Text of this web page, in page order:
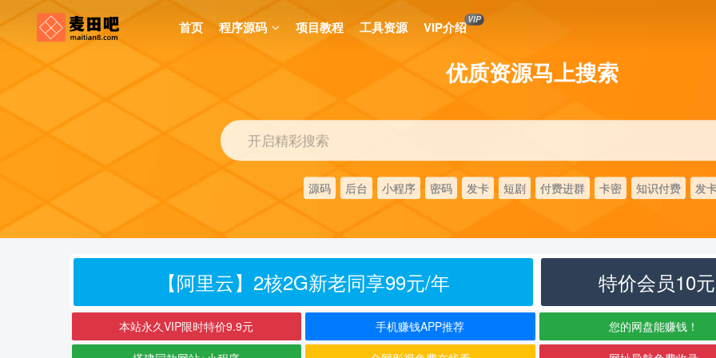
首页 程序源码 项目教程 工具资源 VIP介绍VIP
优质资源马上搜索
开启精彩搜索
源码 后台 小程序 密码 发卡 短剧 付费进群 卡密 知识付费 发
【阿里云】2核2G新老同享99元/年 特价会员10
本站永久VIP限时特价9.9元 手机赚钱APP推荐 您的网盘能赚钱！